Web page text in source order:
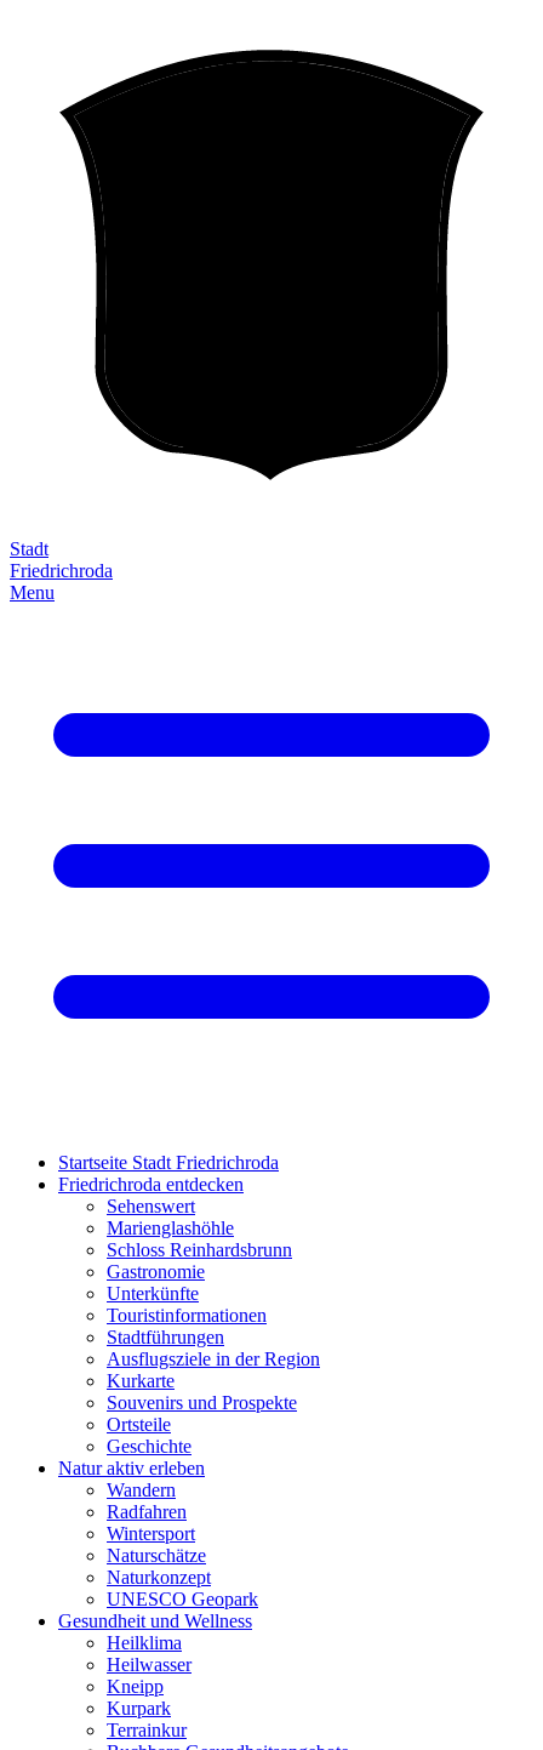
Stadt
Friedrich­roda
Menu
Startseite Stadt Friedrichroda
Friedrichroda entdecken
Sehenswert
Marienglashöhle
Schloss Reinhardsbrunn
Gastronomie
Unterkünfte
Touristinformationen
Stadtführungen
Ausflugsziele in der Region
Kurkarte
Souvenirs und Prospekte
Ortsteile
Geschichte
Natur aktiv erleben
Wandern
Radfahren
Wintersport
Naturschätze
Naturkonzept
UNESCO Geopark
Gesundheit und Wellness
Heilklima
Heilwasser
Kneipp
Kurpark
Terrainkur